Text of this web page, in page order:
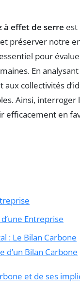
à effet de serre est
et préserver notre
pour
En
collectivités
Ainsi, interroger
efficacement en
Entreprise
: Le Bilan Carbone
d’un Bilan Carbone
et de ses